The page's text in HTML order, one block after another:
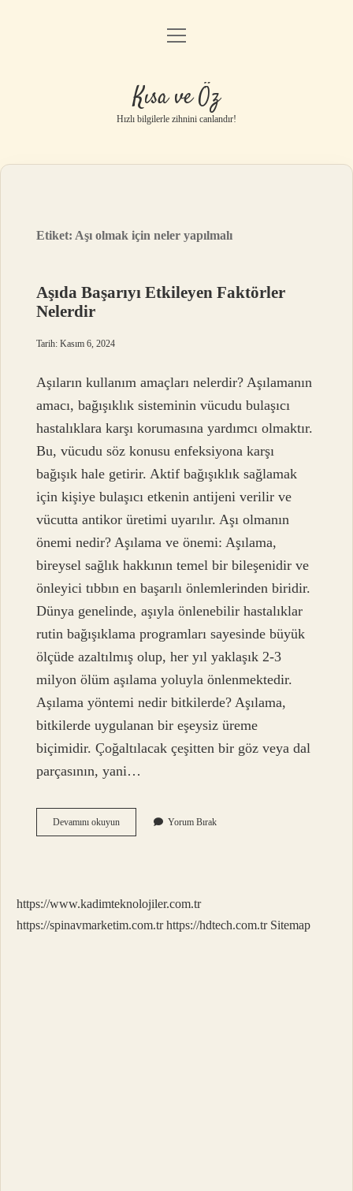
Anasayfa
Gizlilik Politikası
Yasal Uyarı
menüyü
Kısa ve Öz
Hızlı bilgilerle zihnini canlandır!
Etiket: Aşı olmak için neler yapılmalı
Aşıda Başarıyı Etkileyen Faktörler
Nelerdir
Tarih: Kasım 6, 2024
Aşıların kullanım amaçları nelerdir? Aşılamanın
amacı, bağışıklık sisteminin vücudu bulaşıcı
hastalıklara karşı korumasına yardımcı olmaktır.
Bu, vücudu söz konusu enfeksiyona karşı
bağışık hale getirir. Aktif bağışıklık sağlamak
için kişiye bulaşıcı etkenin antijeni verilir ve
vücutta antikor üretimi uyarılır. Aşı olmanın
önemi nedir? Aşılama ve önemi: Aşılama,
bireysel sağlık hakkının temel bir bileşenidir ve
önleyici tıbbın en başarılı önlemlerinden biridir.
Dünya genelinde, aşıyla önlenebilir hastalıklar
rutin bağışıklama programları sayesinde büyük
ölçüde azaltılmış olup, her yıl yaklaşık 2-3
milyon ölüm aşılama yoluyla önlenmektedir.
Aşılama yöntemi nedir bitkilerde? Aşılama,
bitkilerde uygulanan bir eşeysiz üreme
biçimidir. Çoğaltılacak çeşitten bir göz veya dal
parçasının, yani…
Devamını okuyunAşıda
Başarıyı
Yorum Bırak
https://www.kadimteknolojiler.com.tr
https://spinavmarketim.com.tr https://hdtech.com.tr Sitemap